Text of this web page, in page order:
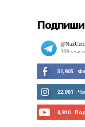
51,905
22,961
8,910